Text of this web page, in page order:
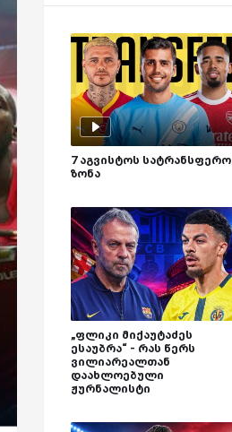
7 აგვისტოს სატრანსფერო
ზონა
„ფლიკი მიქაუტაძეს
ესაუბრა“ - რას წერს
ვილიარეალთან
დაახლოებული
ჟურნალისტი